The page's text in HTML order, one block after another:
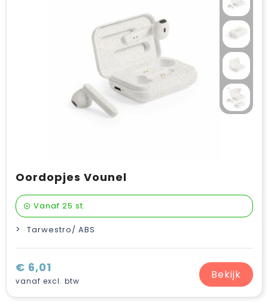
Oordopjes Vounel
Vanaf 25 st.
Tarwestro/ ABS
€ 6,01
vanaf excl. btw Bekijk